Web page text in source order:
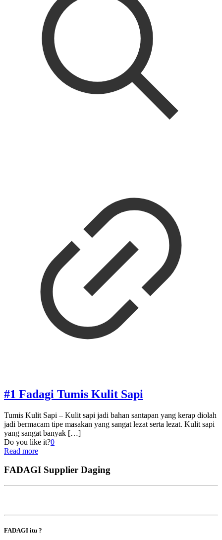
#1 Fadagi Tumis Kulit Sapi
Tumis Kulit Sapi – Kulit sapi jadi bahan santapan yang kerap diolah
jadi bermacam tipe masakan yang sangat lezat serta lezat. Kulit sapi
yang sangat banyak […]
Do you like it?0
Read more
FADAGI Supplier Daging
FADAGI itu ?